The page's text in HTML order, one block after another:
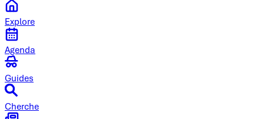
Explore
Agenda
Guides
Cherche